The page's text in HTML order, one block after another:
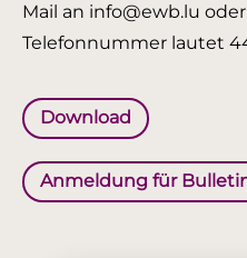
Mail an info@ewb.lu
Telefonnummer lautet
Download
Anmeldung für